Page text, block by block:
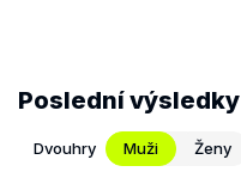
Poslední výsledky
Dvouhry Muži Ženy